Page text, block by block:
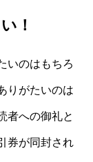
！
いのはもちろ
りがたいのは
者への御礼と
券が同封され